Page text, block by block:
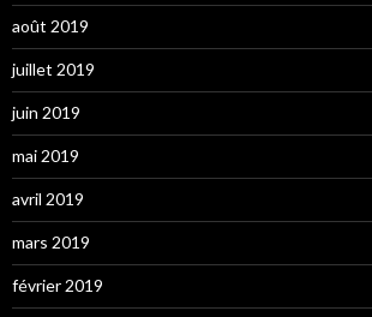
août 2019
juillet 2019
juin 2019
mai 2019
avril 2019
mars 2019
février 2019